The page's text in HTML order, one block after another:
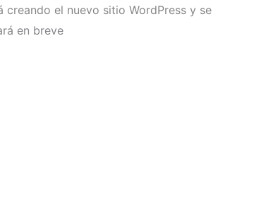
creando el nuevo sitio WordPress y se
en breve